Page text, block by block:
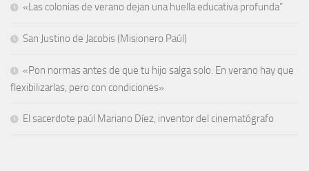
«Las colonias de verano dejan una huella educativa profunda”
San Justino de Jacobis (Misionero Paúl)
«Pon normas antes de que tu hijo salga solo. En verano hay que
flexibilizarlas, pero con condiciones»
El sacerdote paúl Mariano Díez, inventor del cinematógrafo